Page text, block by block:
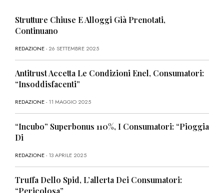
Strutture Chiuse E Alloggi Già Prenotati,
Continuano
REDAZIONE- 26 SETTEMBRE 2025
Antitrust Accetta Le Condizioni Enel, Consumatori:
“Insoddisfacenti”
REDAZIONE- 11 MAGGIO 2025
“Incubo” Superbonus 110%, I Consumatori: “Pioggia
Di
REDAZIONE- 13 APRILE 2025
Truffa Dello Spid, L’allerta Dei Consumatori: